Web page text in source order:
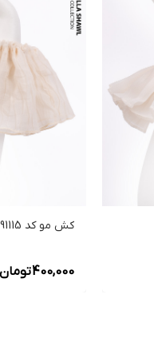
کش مو کد 091115
400,000تومان